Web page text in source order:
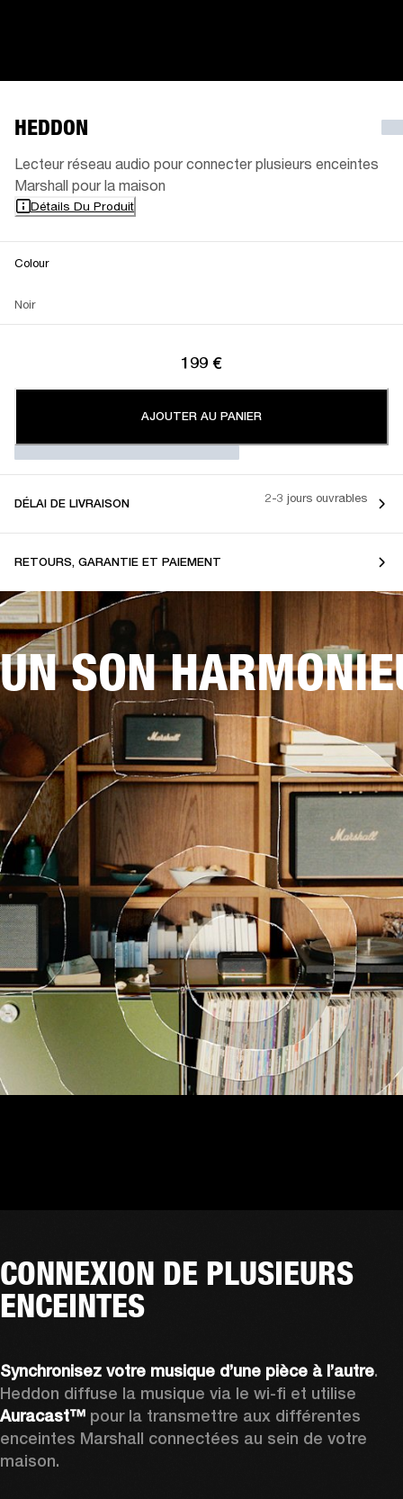
HEDDON
Lecteur réseau audio pour connecter plusieurs enceintes
Marshall pour la maison
Détails Du Produit
Colour
Noir
199 €
AJOUTER AU PANIER
DÉLAI DE LIVRAISON 2-3 jours ouvrables
RETOURS, GARANTIE ET PAIEMENT
UN SON
CONNEXION DE PLUSIEURS
ENCEINTES
Synchronisez votre musique d’une pièce à l’autre.
Auracast™ pour la transmettre aux différentes
enceintes Marshall connectées au sein de votre
maison.